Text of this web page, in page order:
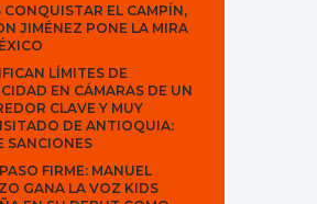
CONQUISTAR EL CAMPÍN,
JIMÉNEZ PONE LA MIRA
LÍMITES DE
EN CÁMARAS DE UN
CLAVE Y MUY
DE ANTIOQUIA:
SANCIONES
FIRME: MANUEL
GANA LA VOZ KIDS